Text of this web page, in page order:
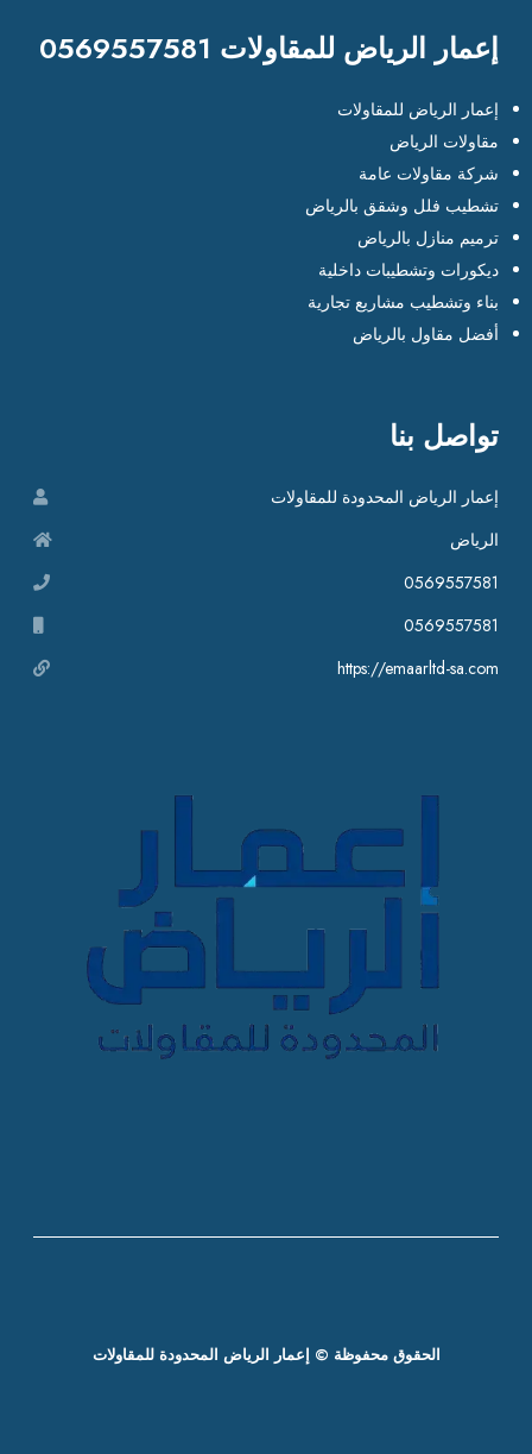
إعمار الرياض للمقاولات 0569557581
إعمار الرياض للمقاولات
مقاولات الرياض
شركة مقاولات عامة
تشطيب فلل وشقق بالرياض
ترميم منازل بالرياض
ديكورات وتشطيبات داخلية
بناء وتشطيب مشاريع تجارية
أفضل مقاول بالرياض
تواصل بنا
إعمار الرياض المحدودة للمقاولات
الرياض
0569557581
0569557581
https://emaarltd-sa.com
الحقوق محفوظة © إعمار الرياض المحدودة للمقاولات